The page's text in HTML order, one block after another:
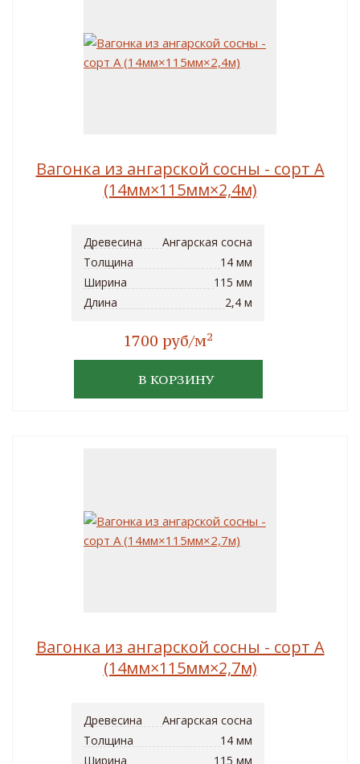
Вагонка из ангарской сосны - сорт A
(14мм×115мм×2,4м)
Древесина
Ангарская сосна
Толщина
14 мм
Ширина
115 мм
Длина
2,4 м
1700 руб/м2
В КОРЗИНУ
Вагонка из ангарской сосны - сорт A
(14мм×115мм×2,7м)
Древесина
Ангарская сосна
Толщина
14 мм
Ширина
115 мм